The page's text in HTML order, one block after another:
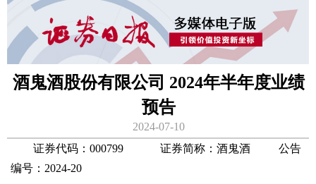
酒鬼酒股份有限公司 2024年半年度业绩
预告
2024-07-10
证券代码：000799 证券简称：酒鬼酒 公告
编号：2024-20